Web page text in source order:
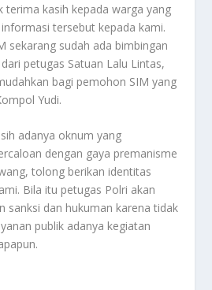
terima kasih kepada warga yang
tersebut kepada kami.
sekarang sudah ada bimbingan
petugas Satuan Lalu Lintas,
bagi pemohon SIM yang
Yudi.
adanya oknum yang
dengan gaya premanisme
tolong berikan identitas
Bila itu petugas Polri akan
sanksi dan hukuman karena tidak
publik adanya kegiatan